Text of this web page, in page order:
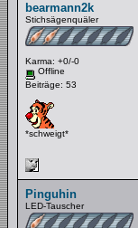
bearmann2k
Stichsägenquäler
Karma: +0/-0
Offline
Beiträge: 53
*schweigt*
Pinguhin
LED-Tauscher